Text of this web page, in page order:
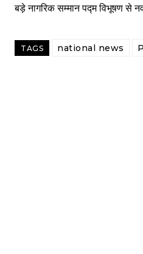
बड़े नागरिक सम्मान पद्म विभूषण से
TAGS national news